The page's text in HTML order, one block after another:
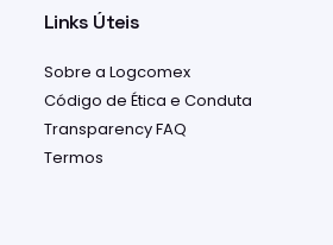
Links Úteis
Sobre a Logcomex
Código de Ética e Conduta
Transparency FAQ
Termos